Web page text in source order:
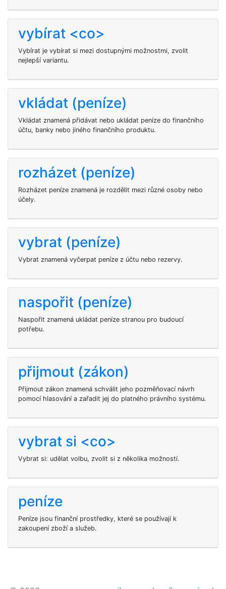
vybírat <co>
Vybírat je vybírat si mezi dostupnými možnostmi, zvolit
nejlepší variantu.
vkládat (peníze)
Vkládat znamená přidávat nebo ukládat peníze do finančního
účtu, banky nebo jiného finančního produktu.
rozházet (peníze)
Rozházet peníze znamená je rozdělit mezi různé osoby nebo
účely.
vybrat (peníze)
Vybrat znamená vyčerpat peníze z účtu nebo rezervy.
naspořit (peníze)
Naspořit znamená ukládat peníze stranou pro budoucí
potřebu.
přijmout (zákon)
Přijmout zákon znamená schválit jeho pozměňovací návrh
pomocí hlasování a zařadit jej do platného právního systému.
vybrat si <co>
Vybrat si: udělat volbu, zvolit si z několika možností.
peníze
Peníze jsou finanční prostředky, které se používají k
zakoupení zboží a služeb.